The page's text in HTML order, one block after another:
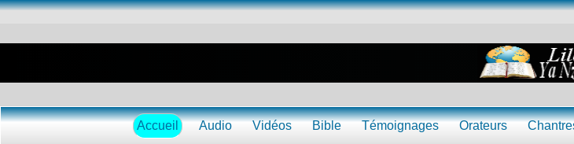
Accueil Audio Vidéos Bible Témoignages Orateurs